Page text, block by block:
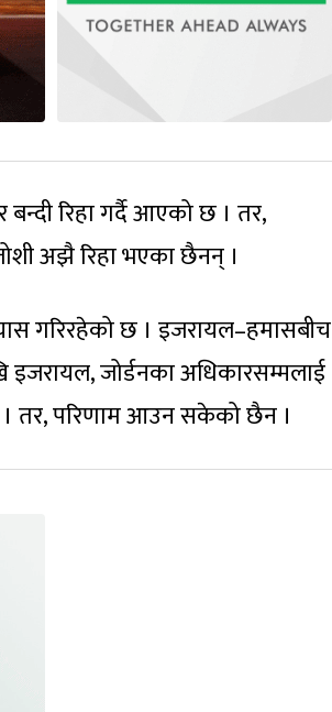
रिहा गर्दै आएको छ । तर,
अझै रिहा भएका छैनन् ।
गरिरहेको छ । इजरायल–हमासबीच
जोर्डनका अधिकारसम्मलाई
। तर, परिणाम आउन सकेको छैन ।